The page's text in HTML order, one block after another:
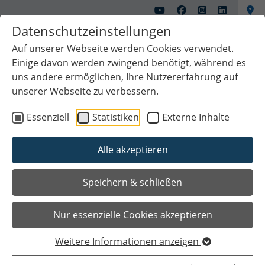
Datenschutzeinstellungen
Auf unserer Webseite werden Cookies verwendet.
Einige davon werden zwingend benötigt, während es
uns andere ermöglichen, Ihre Nutzererfahrung auf
unserer Webseite zu verbessern.
Essenziell
Statistiken Externe Inhalte
Alle akzeptieren
Speichern & schließen
Nur essenzielle Cookies akzeptieren
Weitere Informationen anzeigen
Startseite Kultur & Freizeit
Kunstschule Zinnober